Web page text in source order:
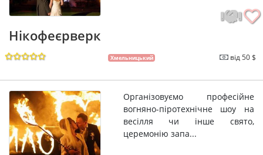
Нікофеєрверк
Хмельницький від 50 $
Організовуємо професійне
вогняно-піротехнічне шоу на
весілля чи інше свято,
церемонію запа...